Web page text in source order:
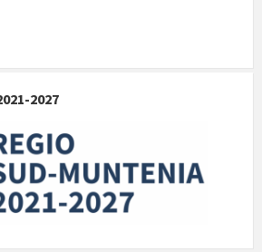
2027